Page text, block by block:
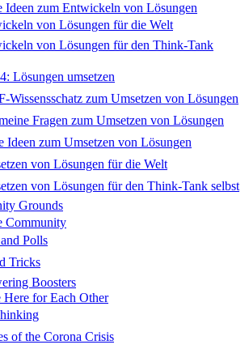
zum Entwickeln von Lösungen
von Lösungen für die Welt
von Lösungen für den Think-Tank
umsetzen
zum Umsetzen von Lösungen
Fragen zum Umsetzen von Lösungen
zum Umsetzen von Lösungen
von Lösungen für die Welt
von Lösungen für den Think-Tank selbst
Grounds
Community
Polls
Tricks
Boosters
for Each Other
of the Corona Crisis